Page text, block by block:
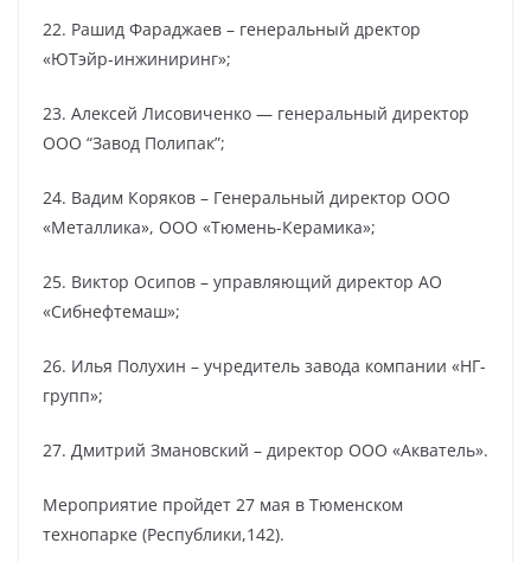
22. Рашид Фараджаев – генеральный дректор
«ЮТэйр-инжиниринг»;
23. Алексей Лисовиченко — генеральный директор
ООО “Завод Полипак”;
24. Вадим Коряков – Генеральный директор ООО
«Металлика», ООО «Тюмень-Керамика»;
25. Виктор Осипов – управляющий директор АО
«Сибнефтемаш»;
26. Илья Полухин – учредитель завода компании «НГ-
групп»;
27. Дмитрий Змановский – директор ООО «Акватель».
Мероприятие пройдет 27 мая в Тюменском
технопарке (Республики,142).